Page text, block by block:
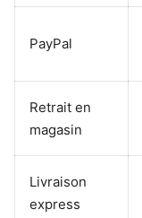
PayPal
Retrait en
magasin
Livraison
express